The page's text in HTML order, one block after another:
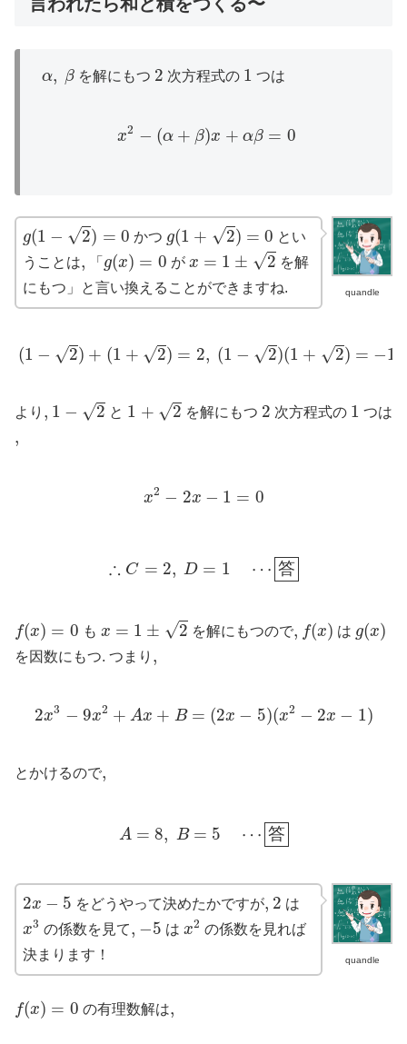
α, β
α β を解にもつ 2
2 次方程式の 1
1 つは
x2 − (α + β)x + αβ = 0
2− β) =0
quandle
g(1 − √2) = 0
( =0
かつ g(1 + √2) = 0
( =0
とい
うことは,, 「 g(x) = 0
( ) が x = 1 ± √2
1± 2
を解
にもつ」と言い換えることができますね.
(1 − √2) + (1 + √2) = 2, (1 − √2)(1 + √2) = −1
−2 1+2 2, 1− 1+2)=
より ,, 1 − √2
1
と 1 + √2
1
を解にもつ 2
2 次方程式の 1
1 つは
,,
x2 − 2x − 1 = 0
−2 1=
∴ C = 2, D = 1 ⋯ 答
f(x) = 0
(x = も x = 1 ± √2 を解にもつので,
, f(x)
(x は g(x)
( )
を因数にもつ. つまり ,,
2x3 − 9x2 + Ax + B = (2x − 5)(x2 − 2x − 1)
x 3− 2 +B 2x (x2 2 1
とかけるので,,
A = 8, B = 5 ⋯ 答
答
quandle
2x − 5
2x をどうやって決めたかですが,, 2
2 は
x3
3
の係数を見て,, −5
5 は x2
2
の係数を見れば
決まります！
f(x) = 0
(x = の有理数解は,,